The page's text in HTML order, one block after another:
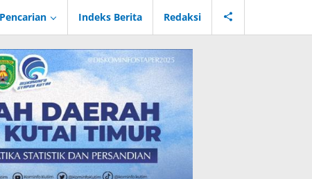
Pencarian Indeks Berita Redaksi